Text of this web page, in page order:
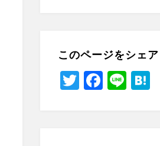
このページをシェア
T F Li H